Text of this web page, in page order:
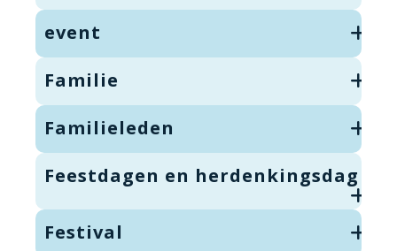
event
Familie
Familieleden
Feestdagen en herdenkingsdag
Festival